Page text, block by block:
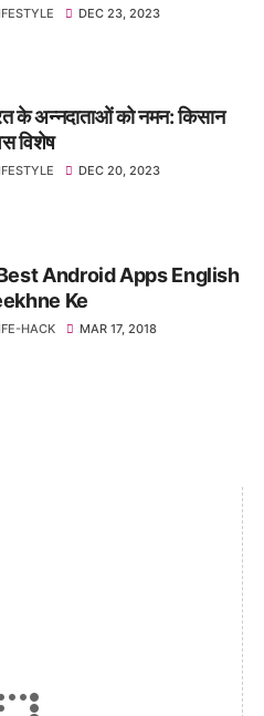
DEC 23, 2023
के अन्नदाताओं को नमन: किसान
विशेष
DEC 20, 2023
Android Apps English
Ke
HACK MAR 17, 2018